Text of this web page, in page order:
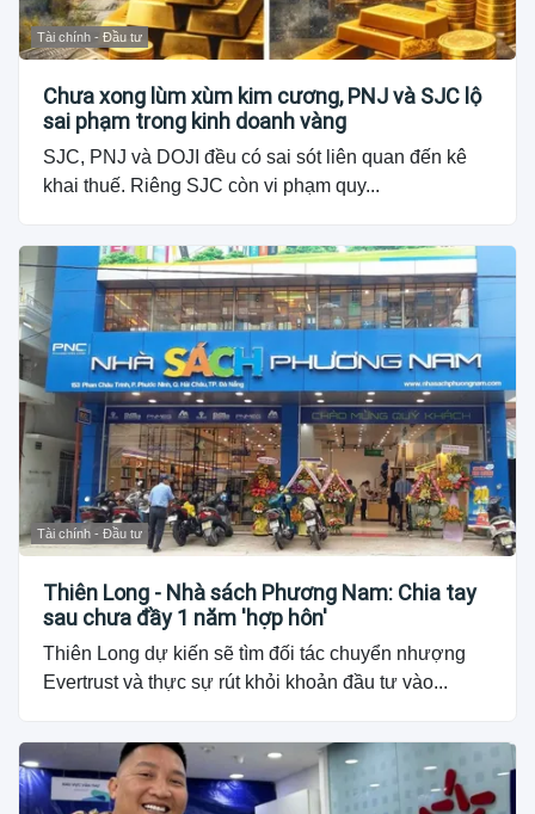
Tài chính - Đầu tư
Chưa xong lùm xùm kim cương, PNJ và SJC lộ
sai phạm trong kinh doanh vàng
SJC, PNJ và DOJI đều có sai sót liên quan đến kê
khai thuế. Riêng SJC còn vi phạm quy...
Tài chính - Đầu tư
Thiên Long - Nhà sách Phương Nam: Chia tay
sau chưa đầy 1 năm 'hợp hôn'
Thiên Long dự kiến sẽ tìm đối tác chuyển nhượng
Evertrust và thực sự rút khỏi khoản đầu tư vào...